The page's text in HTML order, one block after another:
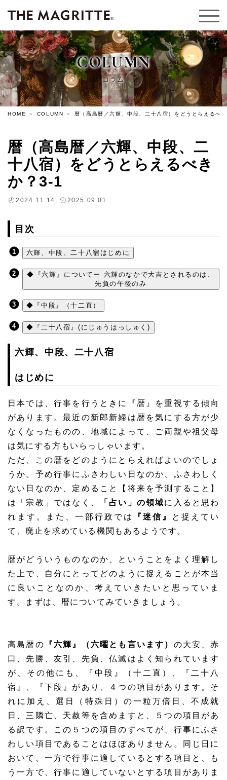
COLUMN
コラム
HOME COLUMN 暦（高島暦／六輝、中段、二十八宿）をどうとらえるべ
暦（高島暦／六輝、中段、二
十八宿）をどうとらえるべき
か？3-1
2024.11.14 2025.09.01
目次
六輝、中段、二十八宿はじめに
◆『六輝』についてー 六輝のなかで大吉とされるのは、
先負の午後のみ
◆『中段』（十二直）
◆『二十八宿』(にじゅうはっしゅく)
六輝、中段、二十八宿
はじめに
日本では、行事を行うときに『暦』を重視する傾向
があります。最近の新郎新婦は暦を気にする方が少
なくなったものの、地域によって、ご両親や祖父母
は気にする方もいらっしゃいます。
ただ、この暦をどのようにとらえればよいのでしょ
うか。予め行事にふさわしい日なのか、ふさわしく
ない日なのか、定めること【将来を予測すること】
は「宗教」ではなく、
「占い」の領域に入ると思わ
れます。また、一部行政では
『迷信』
と捉えてい
て、廃止を求めている機関もあるようです。
暦がどういうものなのか、ということをよく理解し
た上で、自分にとってどのように捉えることが本当
に良いことなのか、考えていきたいと思っていま
す。まずは、暦についてみていきましょう。
高島暦の 『六輝』（六曜とも言います） の大安、赤
口、先勝、友引、先負、仏滅はよく知られています
が、その他にも、『中段』（十二直）、『二十八
宿』、『下段』があり、４つの項目があります。そ
れに加え、選日（特殊日）の一粒万倍日、不成就
日、三隣亡、天赦等を含めますと、５つの項目があ
る訳です。この５つの項目のすべてが、行事にふさ
わしい項目であることはほぼありません。同じ日に
おいて、一方で行事に適しているとする項目と、も
う一方で、行事に適していないとする項目がありま